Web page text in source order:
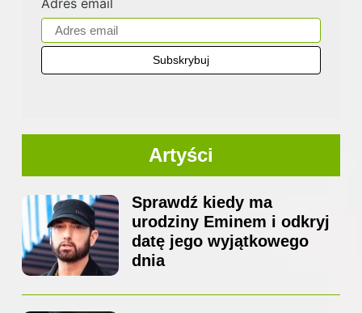
Adres email
Artyści
Sprawdź kiedy ma
urodziny Eminem i odkryj
datę jego wyjątkowego
dnia